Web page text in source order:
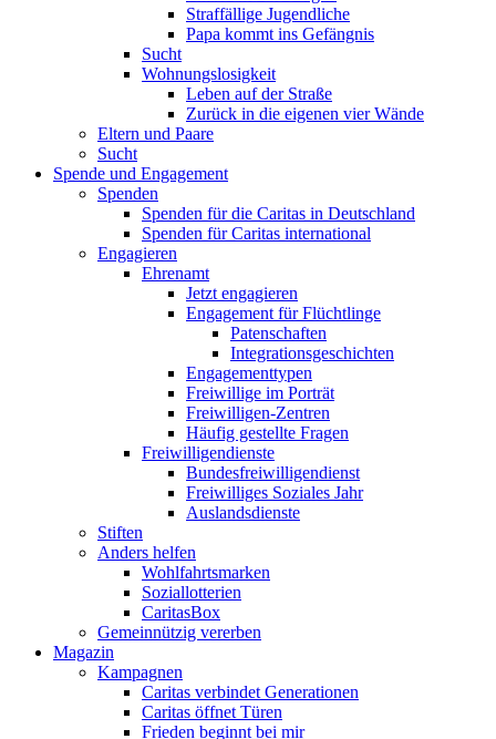
Straffällige Jugendliche
Papa kommt ins Gefängnis
Sucht
Wohnungslosigkeit
Leben auf der Straße
Zurück in die eigenen vier Wände
Eltern und Paare
Sucht
Spende und Engagement
Spenden
Spenden für die Caritas in Deutschland
Spenden für Caritas international
Engagieren
Ehrenamt
Jetzt engagieren
Engagement für Flüchtlinge
Patenschaften
Integrationsgeschichten
Engagementtypen
Freiwillige im Porträt
Freiwilligen-Zentren
Häufig gestellte Fragen
Freiwilligendienste
Bundesfreiwilligendienst
Freiwilliges Soziales Jahr
Auslandsdienste
Stiften
Anders helfen
Wohlfahrtsmarken
Soziallotterien
CaritasBox
Gemeinnützig vererben
Magazin
Kampagnen
Caritas verbindet Generationen
Caritas öffnet Türen
Frieden beginnt bei mir